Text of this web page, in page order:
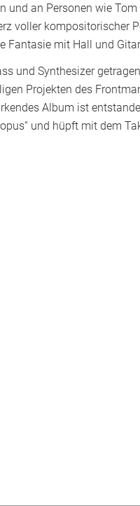
und an Personen wie
voller kompositorischer
Fantasie mit Hall und
und Synthesizer
Projekten des
Album ist
und hüpft mit dem